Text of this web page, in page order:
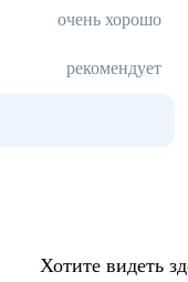
очень хорошо
рекомендует
Хотите видеть